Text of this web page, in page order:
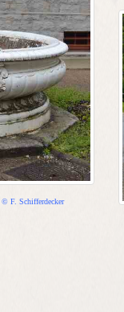
© F. Schifferdecker